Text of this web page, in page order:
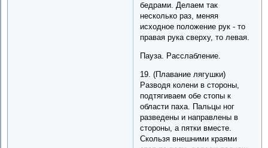
бедрами. Делаем так
несколько раз, меняя
исходное положение рук - то
правая рука сверху, то левая.
Пауза. Расслабление.
19. (Плавание лягушки)
Разводя колени в стороны,
подтягиваем обе стопы к
области паха. Пальцы ног
разведены и направлены в
стороны, а пятки вместе.
Скользя внешними краями